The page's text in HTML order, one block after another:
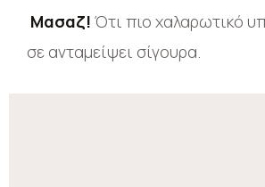
Μασαζ! Ότι πιο χαλαρωτικό
σε ανταμείψει σίγουρα.